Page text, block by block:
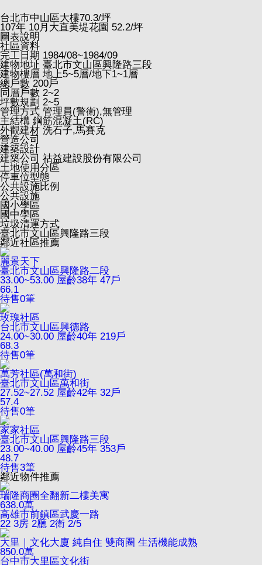
台北市中山區大樓70.3/坪
107年 10月大直美堤花園 52.2/坪
圖表說明
社區資料
完工日期 1984/08~1984/09
建物地址 臺北市文山區興隆路三段
建物樓層 地上5~5層/地下1~1層
總戶數 200戶
同層戶數 2~2
坪數規劃 2~5
管理方式 管理員(警衛),無管理
主結構 鋼筋混凝土(RC)
外觀建材 洗石子,馬賽克
營造公司
建築設計
建築公司 祜益建設股份有限公司
土地使用分區
停車位型態
公共設施比例
公共設施
國小學區
國中學區
垃圾清運方式
臺北市文山區興隆路三段
鄰近社區推薦
麗景天下
臺北市文山區興隆路二段
33.00~53.00 屋齡38年 47戶
66.1
待售0筆
玫瑰社區
台北市文山區興德路
24.00~30.00 屋齡40年 219戶
68.3
待售0筆
萬芳社區(萬和街)
臺北市文山區萬和街
27.52~27.52 屋齡42年 32戶
57.4
待售0筆
家家社區
臺北市文山區興隆路三段
23.00~40.00 屋齡45年 353戶
48.7
待售3筆
鄰近物件推薦
瑞隆商圈全翻新二樓美寓
638.0萬
高雄市前鎮區武慶一路
22 3房 2廳 2衛 2/5
大里｜文化大廈 純自住 雙商圈 生活機能成熟
850.0萬
台中市大里區文化街